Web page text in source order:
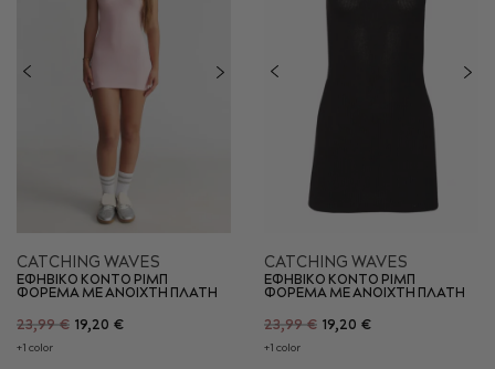
CATCHING WAVES
ΕΦΗΒΙΚΟ ΚΟΝΤΟ ΡΙΜΠ
ΦΟΡΕΜΑ ΜΕ ΑΝΟΙΧΤΗ ΠΛΑΤΗ
23,99 € 19,20 €
+1 color
CATCHING WAVES
ΕΦΗΒΙΚΟ ΚΟΝΤΟ ΡΙΜΠ
ΦΟΡΕΜΑ ΜΕ ΑΝΟΙΧΤΗ ΠΛΑΤΗ
23,99 € 19,20 €
+1 color